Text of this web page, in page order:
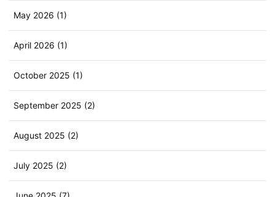
May 2026 (1)
April 2026 (1)
October 2025 (1)
September 2025 (2)
August 2025 (2)
July 2025 (2)